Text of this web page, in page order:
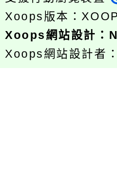
Xoops版本：
Xoops網站設計 ：
Xoops網站設計者